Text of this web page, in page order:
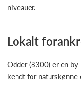
niveauer.
Lokalt
Odder (8300) er en by
kendt for naturskønne